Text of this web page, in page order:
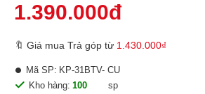
1.390.000đ
🔖 Giá mua Trả góp từ 1.430.000₫
Kho hàng: 100
sp
Mã SP: KP-31BTV- CU